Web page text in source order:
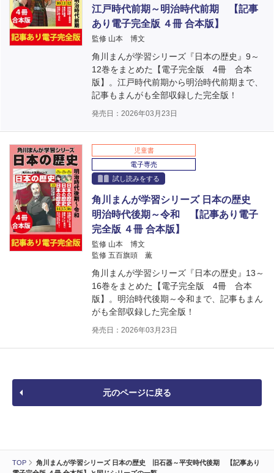
TOP
角川まんが学習シリーズ 日本の歴史 旧石器～平安時代後期 【記事あり
江戸時代前期～明治時代前期 【記事
あり電子完全版 ４冊 合本版】
監修 山本 博文
角川まんが学習シリーズ『日本の歴史』9～
12巻をまとめた【電子完全版 4冊 合本
版】。江戸時代前期から明治時代前期まで、
記事もまんがも全部収録した完全版！
発売日：2026年03月23日
児童書
電子専売
試し読みをする
角川まんが学習シリーズ 日本の歴史
明治時代後期～令和 【記事あり電子
完全版 ４冊 合本版】
監修 山本 博文
監修 五百旗頭 薫
角川まんが学習シリーズ『日本の歴史』13～
16巻をまとめた【電子完全版 4冊 合本
版】。明治時代後期～令和まで、記事もまん
がも全部収録した完全版！
発売日：2026年03月23日
元のページに戻る